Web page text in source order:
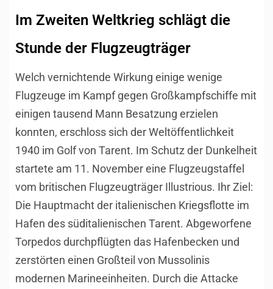
Im Zweiten Weltkrieg schlägt die
Stunde der Flugzeugträger
Welch vernichtende Wirkung einige wenige
Flugzeuge im Kampf gegen Großkampfschiffe mit
einigen tausend Mann Besatzung erzielen
konnten, erschloss sich der Weltöffentlichkeit
1940 im Golf von Tarent. Im Schutz der Dunkelheit
startete am 11. November eine Flugzeugstaffel
vom britischen Flugzeugträger Illustrious. Ihr Ziel:
Die Hauptmacht der italienischen Kriegsflotte im
Hafen des süditalienischen Tarent. Abgeworfene
Torpedos durchpflügten das Hafenbecken und
zerstörten einen Großteil von Mussolinis
modernen Marineeinheiten. Durch die Attacke